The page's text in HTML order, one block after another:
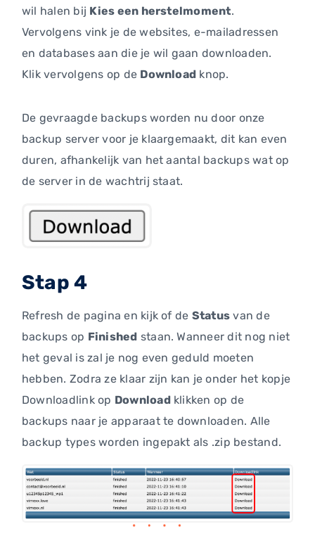
wil halen bij Kies een herstelmoment.
Vervolgens vink je de websites, e-mailadressen
en databases aan die je wil gaan downloaden.
Klik vervolgens op de Download knop.
De gevraagde backups worden nu door onze
backup server voor je klaargemaakt, dit kan even
duren, afhankelijk van het aantal backups wat op
de server in de wachtrij staat.
Stap 4
Refresh de pagina en kijk of de Status van de
backups op Finished staan. Wanneer dit nog niet
het geval is zal je nog even geduld moeten
hebben. Zodra ze klaar zijn kan je onder het kopje
Downloadlink op Downloadklikken op de
backups naar je apparaat te downloaden. Alle
backup types worden ingepakt als .zip bestand.